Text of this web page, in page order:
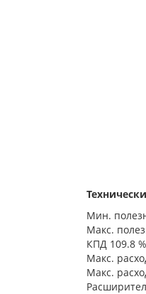
Мин.
Макс.
КПД 109.8 %
Макс.
Макс.